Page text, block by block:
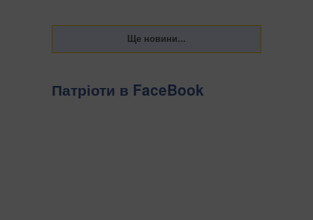
Патріоти в FaceBook